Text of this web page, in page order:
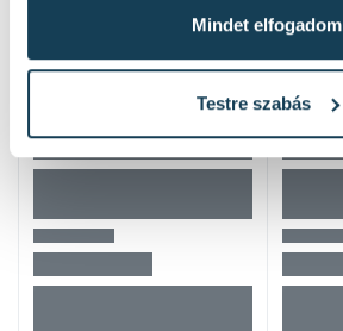
Mindet elfogadom
Testre szabás